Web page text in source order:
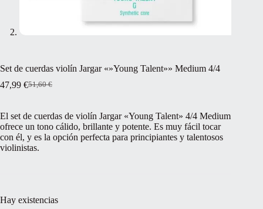
Set de cuerdas violín Jargar «»Young Talent»» Medium 4/4
51,60€
El
era:
51,60 €.
47,99 €El
es:
47,99 €.
El set de cuerdas de violín Jargar «Young Talent» 4/4 Medium
ofrece un tono cálido, brillante y potente. Es muy fácil tocar
con él, y es la opción perfecta para principiantes y talentosos
violinistas.
Hay existencias